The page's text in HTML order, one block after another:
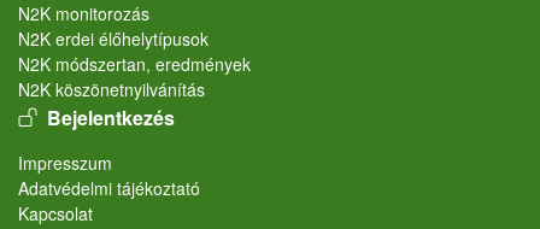
N2K monitorozás
N2K erdei élőhelytípusok
N2K módszertan, eredmények
N2K köszönetnyilvánítás
User account menu
Bejelentkezés
Lábléc
Impresszum
Adatvédelmi tájékoztató
Kapcsolat